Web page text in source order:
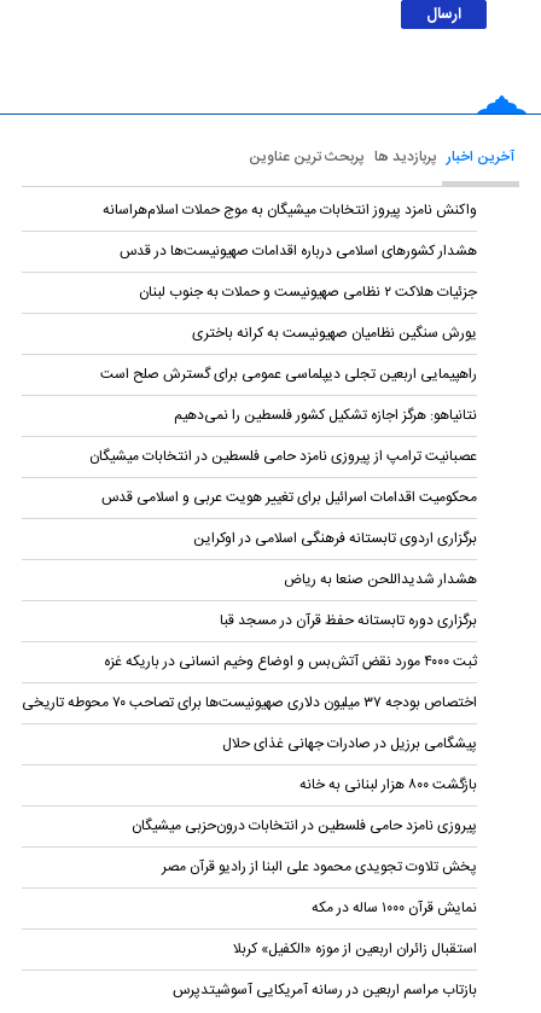
آخرین اخبار پربازدید ها پربحث ترین عناوین
واکنش نامزد پیروز انتخابات میشیگان به موج حملات اسلام‌هراسانه
هشدار کشورهای اسلامی درباره اقدامات صهیونیست‌ها در قدس
جزئیات هلاکت ۲ نظامی صهیونیست و حملات به جنوب لبنان
یورش سنگین نظامیان صهیونیست به کرانه باختری
راهپیمایی اربعین تجلی دیپلماسی عمومی برای گسترش صلح است
نتانیاهو: هرگز اجازه تشکیل کشور فلسطین را نمی‌دهیم
عصبانیت ترامپ از پیروزی نامزد حامی فلسطین در انتخابات میشیگان
محکومیت اقدامات اسرائیل برای تغییر هویت عربی و اسلامی قدس
برگزاری اردوی تابستانه فرهنگی اسلامی در اوکراین
هشدار شدیداللحن صنعا به ریاض
برگزاری دوره تابستانه حفظ قرآن در مسجد قبا
ثبت ۴۰۰۰ مورد نقض آتش‌بس و اوضاع وخیم انسانی در باریکه غزه
اختصاص بودجه ۳۷ میلیون دلاری صهیونیست‌ها برای تصاحب ۷۰ محوطه تاریخی
پیشگامی برزیل در صادرات جهانی غذای حلال
بازگشت ۸۰۰ هزار لبنانی به خانه
پیروزی نامزد حامی فلسطین در انتخابات درون‌حزبی میشیگان
پخش تلاوت تجویدی محمود علی البنا از رادیو قرآن مصر
نمایش قرآن ۱۰۰۰ ساله در مکه
استقبال زائران اربعین از موزه «الکفیل» کربلا
بازتاب مراسم اربعین در رسانه آمریکایی آسوشیتدپرس